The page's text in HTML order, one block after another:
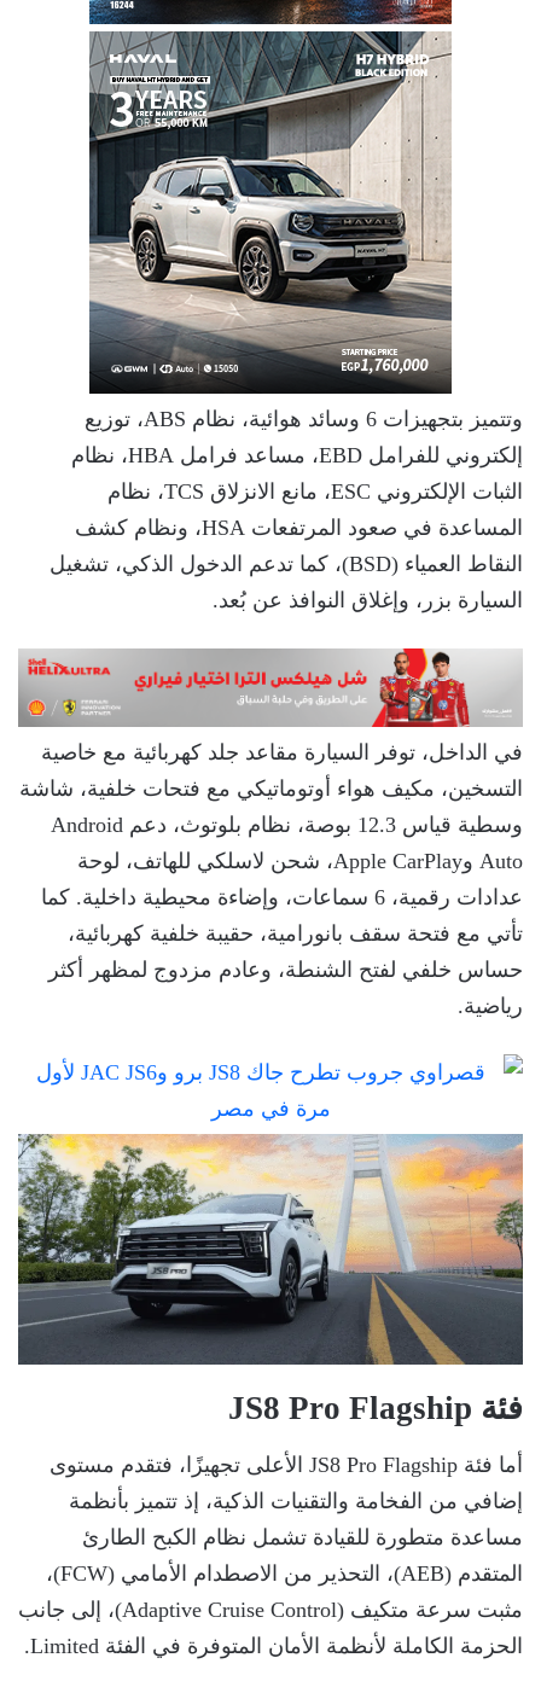
وتتميز بتجهيزات 6 وسائد هوائية، نظام ABS، توزيع
إلكتروني للفرامل EBD، مساعد فرامل HBA، نظام
الثبات الإلكتروني ESC، مانع الانزلاق TCS، نظام
المساعدة في صعود المرتفعات HSA، ونظام كشف
النقاط العمياء (BSD)، كما تدعم الدخول الذكي، تشغيل
السيارة بزر، وإغلاق النوافذ عن بُعد.
في الداخل، توفر السيارة مقاعد جلد كهربائية مع خاصية
التسخين، مكيف هواء أوتوماتيكي مع فتحات خلفية، شاشة
وسطية قياس 12.3 بوصة، نظام بلوتوث، دعم Android
Auto وApple CarPlay، شحن لاسلكي للهاتف، لوحة
عدادات رقمية، 6 سماعات، وإضاءة محيطية داخلية. كما
تأتي مع فتحة سقف بانورامية، حقيبة خلفية كهربائية،
حساس خلفي لفتح الشنطة، وعادم مزدوج لمظهر أكثر
رياضية.
فئة JS8 Pro Flagship
أما فئة JS8 Pro Flagship الأعلى تجهيزًا، فتقدم مستوى
إضافي من الفخامة والتقنيات الذكية، إذ تتميز بأنظمة
مساعدة متطورة للقيادة تشمل نظام الكبح الطارئ
المتقدم (AEB)، التحذير من الاصطدام الأمامي (FCW)،
مثبت سرعة متكيف (Adaptive Cruise Control)، إلى جانب
الحزمة الكاملة لأنظمة الأمان المتوفرة في الفئة Limited.